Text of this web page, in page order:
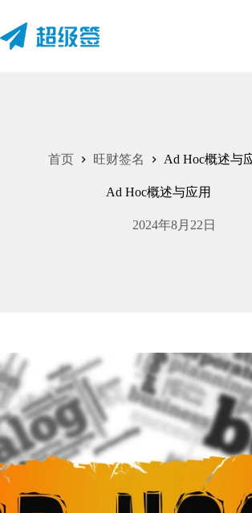
内
首页 旺财签名 Ad Hoc概述与
Ad Hoc概述与应用
2024年8月22日